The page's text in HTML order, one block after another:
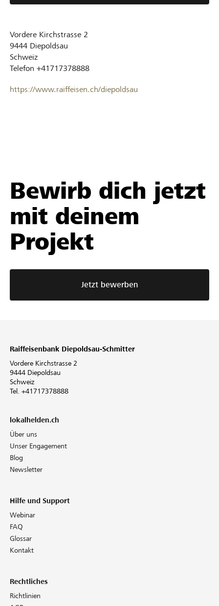
Vordere Kirchstrasse 2
9444 Diepoldsau
Schweiz
Telefon +41717378888
https://www.raiffeisen.ch/diepoldsau
Bewirb dich jetzt
mit deinem
Projekt
Jetzt bewerben
Raiffeisenbank Diepoldsau-Schmitter
Vordere Kirchstrasse 2
9444 Diepoldsau
Schweiz
Tel. +41717378888
lokalhelden.ch
Über uns
Unser Engagement
Blog
Newsletter
Hilfe und Support
Webinar
FAQ
Glossar
Kontakt
Rechtliches
Richtlinien